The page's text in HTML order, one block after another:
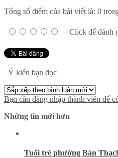
Tổng số điểm của bài viết là: 0
Click để đánh
Ý kiến bạn đọc
Bạn cần đăng nhập thành viên để
Những tin mới hơn
Tuổi trẻ phường Bàn